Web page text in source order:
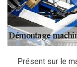
Présent sur le